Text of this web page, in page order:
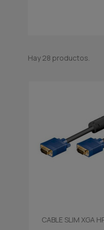
Hay 28 productos.
Vista
CABLE SLIM XGA